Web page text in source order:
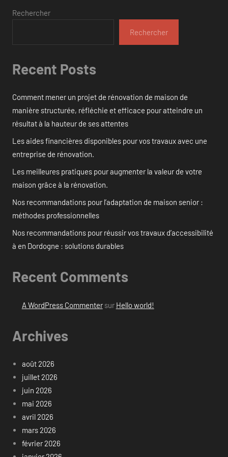
Rechercher
Rechercher
Recent Posts
Comment mener un projet de rénovation de maison de
manière structurée, réfléchie et efficace pour atteindre un
résultat à la hauteur de ses attentes
Les aides financières disponibles pour vos travaux avec une
entreprise de rénovation.
Les meilleures pratiques pour augmenter la valeur de votre
maison grâce à la rénovation.
Nos recommandations pour l’adaptation de maison senior :
méthodes professionnelles
Nos recommandations pour réussir vos travaux d’accessibilité
à en Dordogne : solutions durables
Recent Comments
A WordPress Commentersur Hello world!
Archives
août 2026
juillet 2026
juin 2026
mai 2026
avril 2026
mars 2026
février 2026